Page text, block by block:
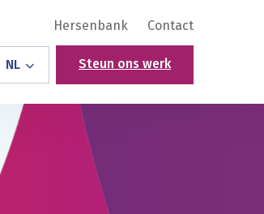
Hersenbank Contact
NL Steun ons werk